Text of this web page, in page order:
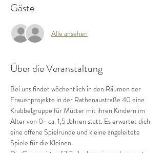
Gäste
Alle ansehen
Über die Veranstaltung
Bei uns findet wöchentlich in den Räumen der
Frauenprojekte in der Rathenaustraße 40 eine
Krabbelgruppe für Mütter mit ihren Kindern im
Alter von 0- ca. 1,5 Jahren statt. Es erwartet dich
eine offene Spielrunde und kleine angeleitete
Spiele für die Kleinen.